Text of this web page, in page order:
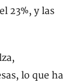
23%, y las
lo que ha